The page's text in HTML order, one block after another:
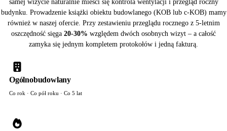
samej wizycie naturalnie mieści się kontrola wentylacji i przegląd roczny
budynku. Prowadzenie książki obiektu budowlanego (KOB lub c-KOB) mamy
również w naszej ofercie. Przy zestawieniu przeglądu rocznego z 5-letnim
oszczędność sięga 20-30% względem dwóch osobnych wizyt – a całość
zamyka się jednym kompletem protokołów i jedną fakturą.
Ogólnobudowlany
Co rok · Co pół roku · Co 5 lat